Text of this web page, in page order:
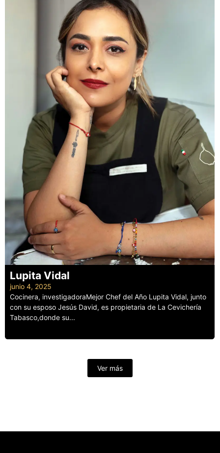
Lupita Vidal
junio 4, 2025
Cocinera, investigadoraMejor Chef del Año Lupita Vidal, junto
con su esposo Jesús David, es propietaria de La Cevichería
Tabasco,donde su...
Ver más